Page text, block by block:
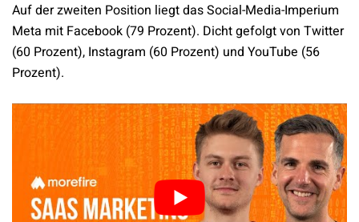
Auf der zweiten Position liegt das Social-Media-Imperium
Meta mit Facebook (79 Prozent). Dicht gefolgt von Twitter
(60 Prozent), Instagram (60 Prozent) und YouTube (56
Prozent).